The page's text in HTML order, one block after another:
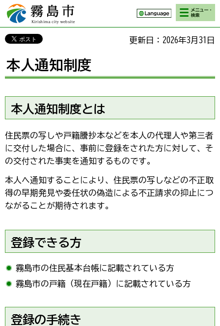
霧島市 Kirishima
city website
検索・メニ
ュー
更新日：2026年3月31日
本人通知制度
本人通知制度とは
住民票の写しや戸籍謄抄本などを本人の代理人や第三者
に交付した場合に、事前に登録をされた方に対して、そ
の交付された事実を通知するものです。
本人へ通知することにより、住民票の写しなどの不正取
得の早期発見や委任状の偽造による不正請求の抑止につ
ながることが期待されます。
登録できる方
霧島市の住民基本台帳に記載されている方
霧島市の戸籍（現在戸籍）に記載されている方
登録の手続き